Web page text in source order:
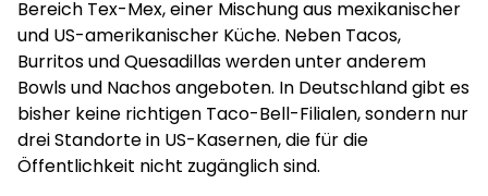
Bereich Tex-Mex, einer Mischung aus mexikanischer
und US-amerikanischer Küche. Neben Tacos,
Burritos und Quesadillas werden unter anderem
Bowls und Nachos angeboten. In Deutschland gibt es
bisher keine richtigen Taco-Bell-Filialen, sondern nur
drei Standorte in US-Kasernen, die für die
Öffentlichkeit nicht zugänglich sind.